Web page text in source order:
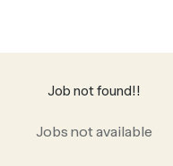
Job not found!!
Jobs not available